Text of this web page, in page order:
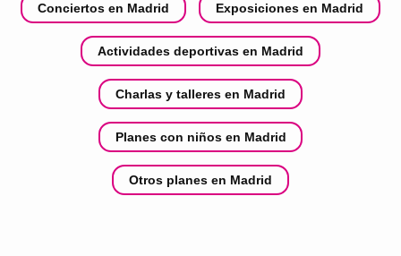
Conciertos en Madrid Exposiciones en Madrid
Actividades deportivas en Madrid
Charlas y talleres en Madrid
Planes con niños en Madrid
Otros planes en Madrid